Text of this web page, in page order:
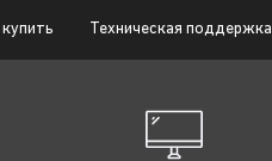
Техническая поддержка